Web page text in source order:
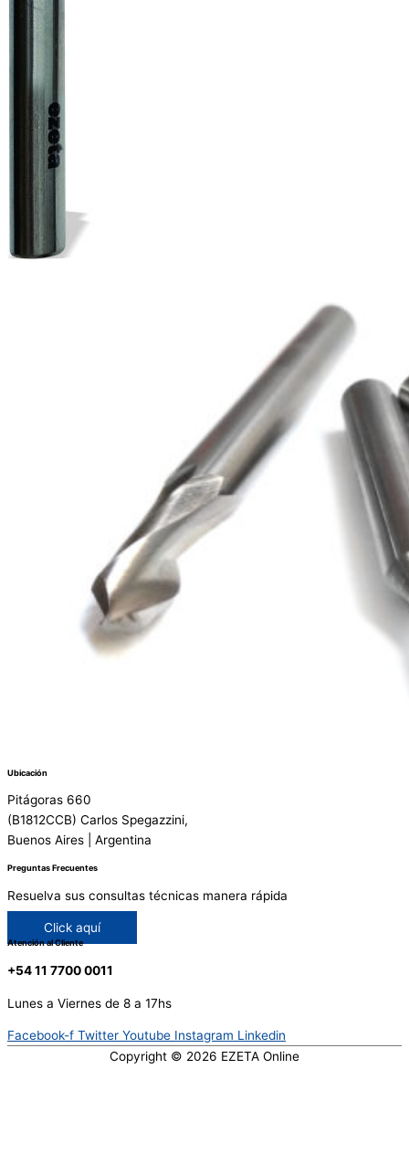
Ubicación
Pitágoras 660
(B1812CCB) Carlos Spegazzini,
Buenos Aires | Argentina
Preguntas Frecuentes
Resuelva sus consultas técnicas manera rápida
Click aquí
Atención al Cliente
+54 11 7700 0011
Lunes a Viernes de 8 a 17hs
Facebook-f Twitter Youtube Instagram Linkedin
Copyright © 2026 EZETA Online